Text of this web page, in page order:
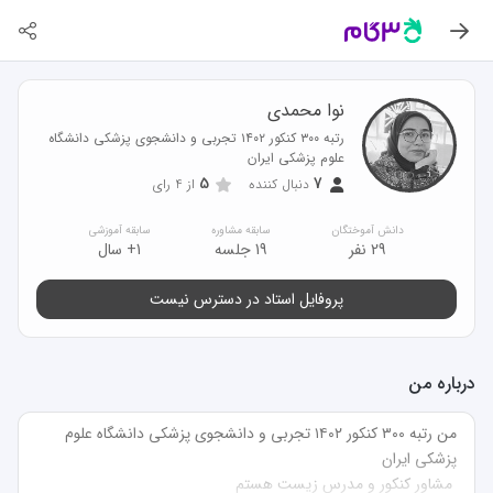
نوا محمدی
رتبه ۳۰۰ کنکور ۱۴۰۲ تجربی و دانشجوی پزشکی دانشگاه
علوم پزشکی ایران
7 دنبال کننده 5 از 4 رای
دانش آموختگان
29 نفر
سابقه مشاوره
19 جلسه
سابقه آموزشی
1+ سال
پروفایل استاد در دسترس نیست
درباره من